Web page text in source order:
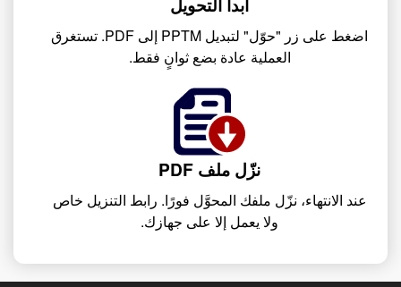
اضغط على زر "حوّل" لتبديل PPTM إلى PDF. تستغرق
العملية عادة بضع ثوانٍ فقط.
نزّل ملف PDF
عند الانتهاء، نزّل ملفك المحوَّل فورًا. رابط التنزيل خاص
ولا يعمل إلا على جهازك.